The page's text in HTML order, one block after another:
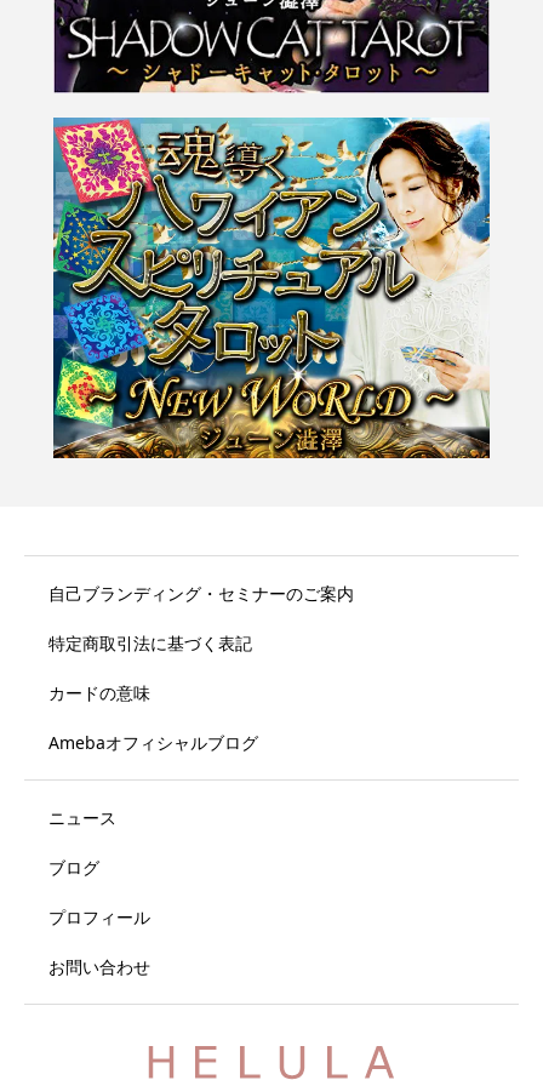
自己ブランディング・セミナーのご案内
特定商取引法に基づく表記
カードの意味
Amebaオフィシャルブログ
ニュース
ブログ
プロフィール
お問い合わせ